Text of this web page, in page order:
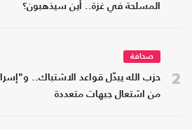
المسلحة في غزة.. أين سيذهبون؟
2
صحافة
حزب الله يبدّل قواعد الاشتباك..
من اشتعال جبهات متعددة